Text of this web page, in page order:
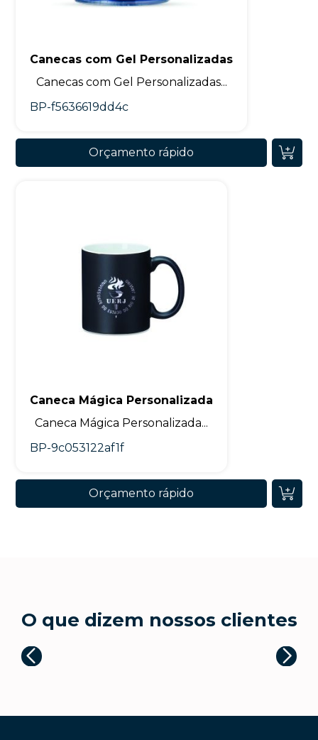
Canecas com Gel Personalizadas
Canecas com Gel Personalizadas...
BP-f5636619dd4c
Orçamento rápido
Caneca Mágica Personalizada
Caneca Mágica Personalizada...
BP-9c053122af1f
Orçamento rápido
O que dizem nossos clientes